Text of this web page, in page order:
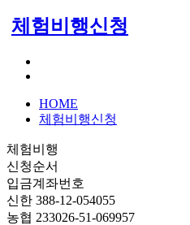
체험비행신청
HOME
체험비행신청
체험비행
신청순서
입금계좌번호
신한 388-12-054055
농협 233026-51-069957